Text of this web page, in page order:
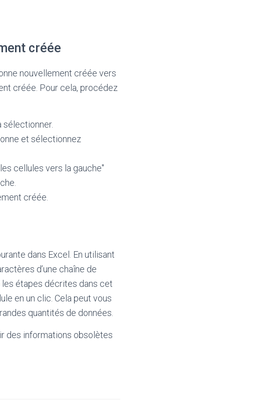
créée
nouvellement créée vers
créée. Pour cela, procédez
sélectionner.
et sélectionnez
cellules vers la gauche"
créée.
dans Excel. En utilisant
d’une chaîne de
étapes décrites dans cet
en un clic. Cela peut vous
quantités de données.
des informations obsolètes